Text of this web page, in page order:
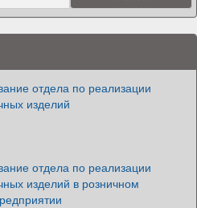
отдела по реализации
изделий
отдела по реализации
изделий в розничном